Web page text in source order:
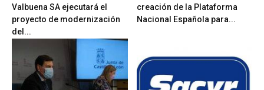
Valbuena SA ejecutará el
proyecto de modernización
del...
creación de la Plataforma
Nacional Española para...